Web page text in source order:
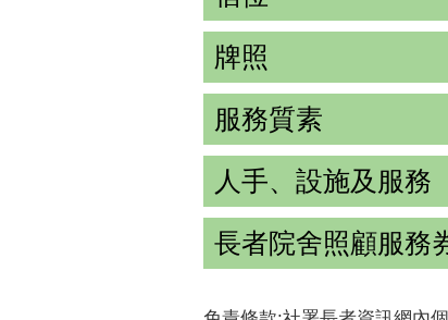
牌照
服務質素
人手、設施及服務
長者院舍照顧服務